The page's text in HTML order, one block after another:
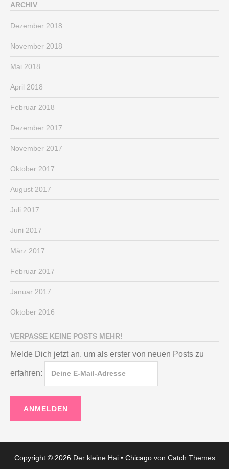
ARCHIV
Dezember 2018
November 2018
Mai 2018
April 2018
Februar 2018
Dezember 2017
November 2017
Oktober 2017
August 2017
Juli 2017
Juni 2017
März 2017
Februar 2017
Januar 2017
Oktober 2016
VERPASSE KEINE POSTS MEHR!
Melde Dich jetzt an, um als erster von neuen Posts zu
erfahren:
Copyright © 2026 Der kleine Hai• Chicago von Catch Themes